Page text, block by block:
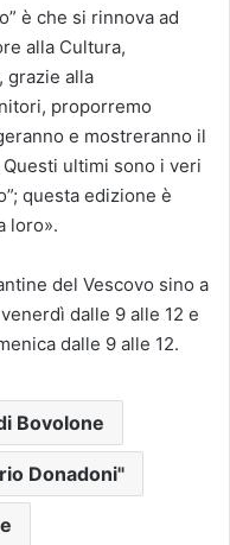
è che si rinnova ad
alla Cultura,
grazie alla
proporremo
e mostreranno il
ultimi sono i veri
questa edizione è
loro».
del Vescovo sino a
dalle 9 alle 12 e
dalle 9 alle 12.
Bovolone
Donadoni"